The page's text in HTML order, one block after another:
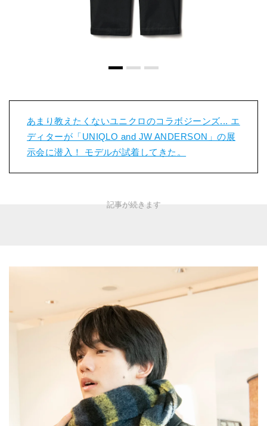
あまり教えたくないユニクロのコラボジーンズ... エ
ディターが「UNIQLO and JW ANDERSON」の展
示会に潜入！ モデルが試着してきた。